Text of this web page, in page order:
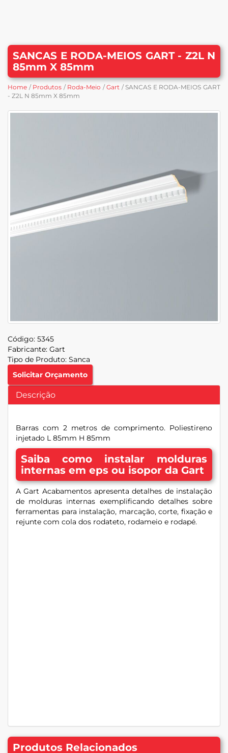
SANCAS E RODA-MEIOS GART - Z2L N
85mm X 85mm
Home / Produtos / Roda-Meio /Gart / SANCAS E RODA-MEIOS GART
- Z2L N 85mm X 85mm
Código: 5345
Fabricante: Gart
Tipo de Produto: Sanca
Solicitar Orçamento
Descrição
Barras com 2 metros de comprimento. Poliestireno
injetado L 85mm H 85mm
Saiba como instalar molduras
internas em eps ou isopor da Gart
A Gart Acabamentos apresenta detalhes de instalação
de molduras internas exemplificando detalhes sobre
ferramentas para instalação, marcação, corte, fixação e
rejunte com cola dos rodateto, rodameio e rodapé.
Produtos Relacionados